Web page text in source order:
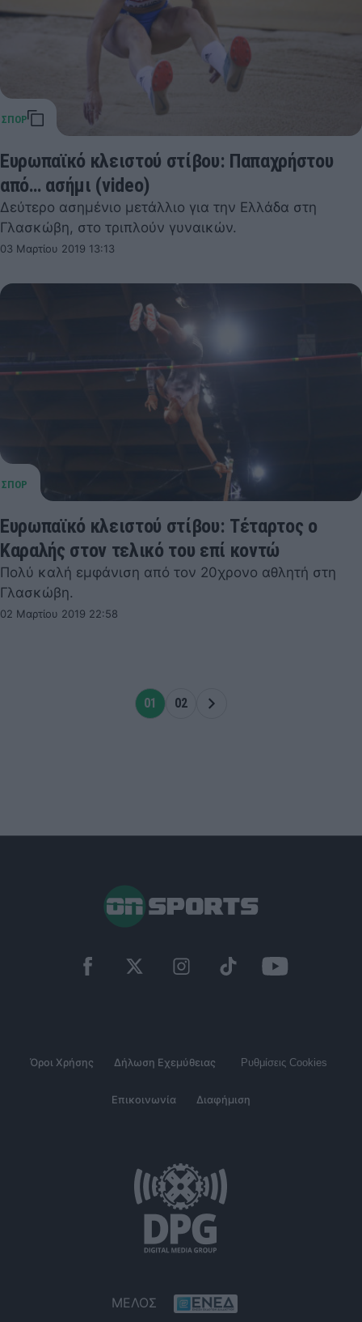
Ευρωπαϊκό κλειστού στίβου: Παπαχρήστου
από… ασήμι (video)
Δεύτερο ασημένιο μετάλλιο για την Ελλάδα στη
Γλασκώβη, στο τριπλούν γυναικών.
03 Μαρτίου 2019 13:13
Ευρωπαϊκό κλειστού στίβου: Τέταρτος ο
Καραλής στον τελικό του επί κοντώ
Πολύ καλή εμφάνιση από τον 20χρονο αθλητή στη
Γλασκώβη.
02 Μαρτίου 2019 22:58
01 02
Όροι Χρήσης Δήλωση Εχεμύθειας Ρυθμίσεις Cookies
Επικοινωνία Διαφήμιση
ΜΕΛΟΣ